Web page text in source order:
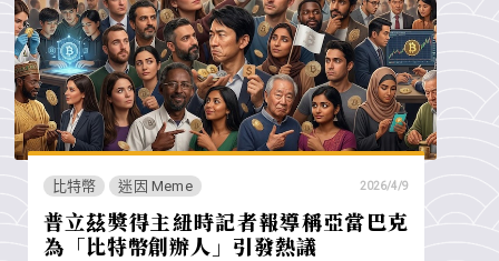
比特幣 迷因 Meme 2026/4/9
普立茲獎得主紐時記者報導稱亞當巴克
為「比特幣創辦人」引發熱議